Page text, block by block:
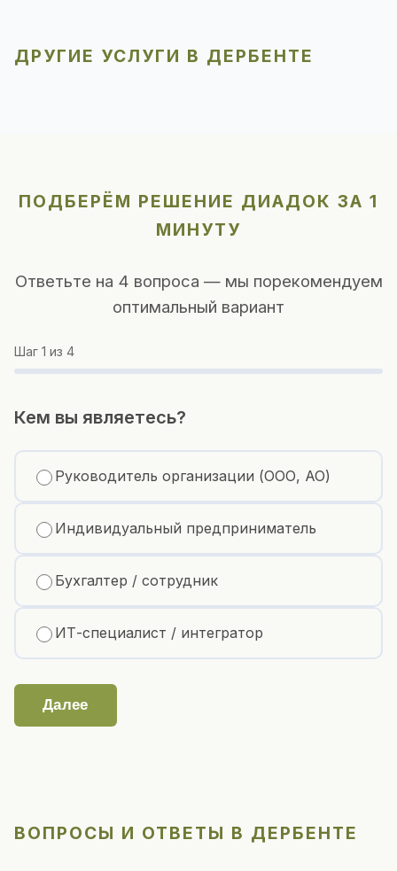
ДРУГИЕ УСЛУГИ В ДЕРБЕНТЕ
ПОДБЕРЁМ РЕШЕНИЕ ДИАДОК ЗА 1
МИНУТУ
Ответьте на 4 вопроса — мы порекомендуем
оптимальный вариант
Шаг 1 из 4
Кем вы являетесь?
Руководитель организации (ООО, АО)
Индивидуальный предприниматель
Бухгалтер / сотрудник
ИТ-специалист / интегратор
Далее
ВОПРОСЫ И ОТВЕТЫ В ДЕРБЕНТЕ